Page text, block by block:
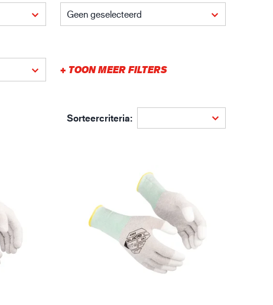
Logistiek Geen geselecteerd
+ TOON MEER FILTERS
Sorteercriteria: